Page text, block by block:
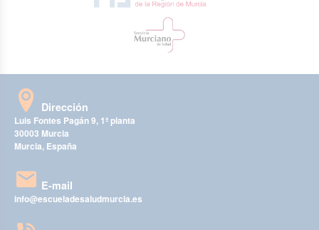
Dirección
Luis Fontes Pagán 9, 1ª planta
30003 Murcia
Murcia, España
E-mail
info@escueladesaludmurcia.es